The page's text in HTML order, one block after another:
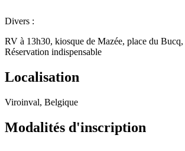
Divers :
RV à 13h30, kiosque de Mazée, place du
Réservation indispensable
Localisation
Viroinval, Belgique
Modalités d'inscription